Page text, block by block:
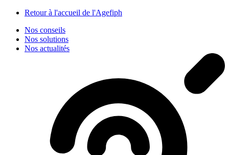
Retour à l'accueil de l'Agefiph
Nos conseils
Nos solutions
Nos actualités